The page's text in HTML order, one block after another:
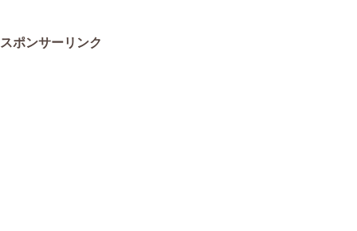
スポンサーリンク